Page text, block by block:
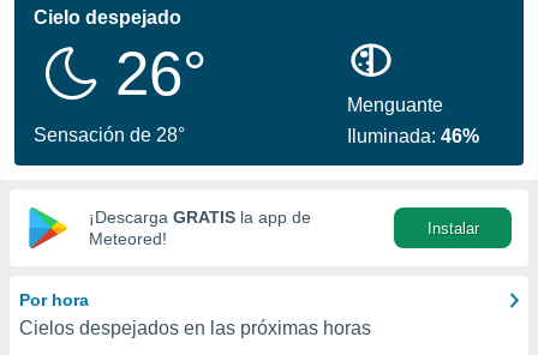
ha
calidad.
a este
las
y
digital
basada
Cielo despejado
26°
Sensación de 28°
Menguante
Iluminada:46%
¡Descarga GRATIS la app de
Meteored!
Instalar
Por hora
Cielos despejados en las próximas horas